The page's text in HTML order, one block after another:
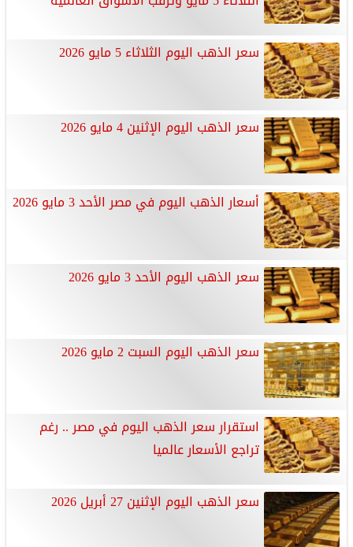
سعر الذهب اليوم الثلاثاء 5 مايو 2026
سعر الذهب اليوم الإثنين 4 مايو 2026
أسعار الذهب اليوم في مصر الأحد 3 مايو 2026
سعر الذهب اليوم الأحد 3 مايو 2026
سعر الذهب اليوم السبت 2 مايو 2026
استقرار سعر الذهب اليوم في مصر .. رغم
تراجع الأسعار عالميا
سعر الذهب اليوم الإثنين 27 أبريل 2026